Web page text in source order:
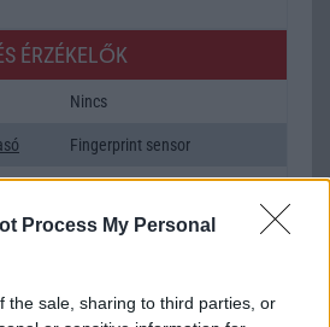
Process My Personal
the sale, sharing to third parties, or
ÉRZÉKELŐK
Nincs
Fingerprint sensor
alap szolgáltatás
alap szolgáltatás
alap szolgáltatás